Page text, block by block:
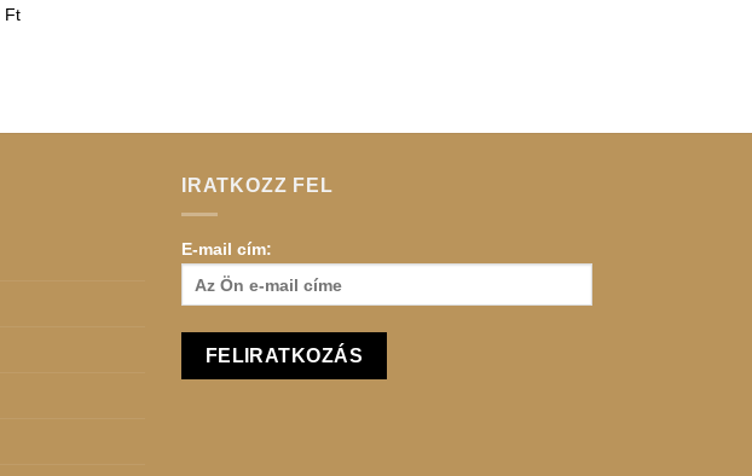
Ft
IRATKOZZ FEL
E-mail cím: